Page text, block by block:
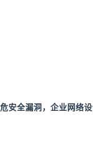
安全漏洞，企业网络